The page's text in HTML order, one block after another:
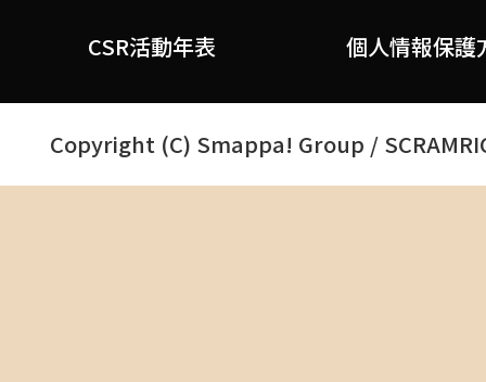
CSR活動年表 個人情報保護
Copyright (C) Smappa! Group /